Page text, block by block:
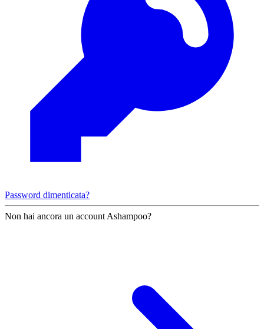
Password dimenticata?
Non hai ancora un account Ashampoo?